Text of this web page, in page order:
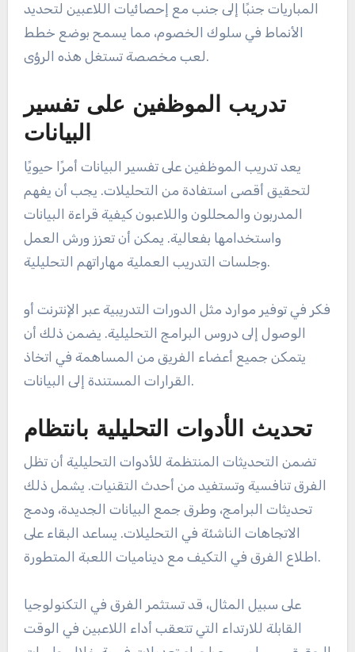
المباريات جنبًا إلى جنب مع إحصائيات اللاعبين لتحديد
الأنماط في سلوك الخصوم، مما يسمح بوضع خطط
لعب مخصصة تستغل هذه الرؤى.
تدريب الموظفين على تفسير
البيانات
يعد تدريب الموظفين على تفسير البيانات أمرًا حيويًا
لتحقيق أقصى استفادة من التحليلات. يجب أن يفهم
المدربون والمحللون واللاعبون كيفية قراءة البيانات
واستخدامها بفعالية. يمكن أن تعزز ورش العمل
وجلسات التدريب العملية مهاراتهم التحليلية.
فكر في توفير موارد مثل الدورات التدريبية عبر الإنترنت أو
الوصول إلى دروس البرامج التحليلية. يضمن ذلك أن
يتمكن جميع أعضاء الفريق من المساهمة في اتخاذ
القرارات المستندة إلى البيانات.
تحديث الأدوات التحليلية بانتظام
تضمن التحديثات المنتظمة للأدوات التحليلية أن تظل
الفرق تنافسية وتستفيد من أحدث التقنيات. يشمل ذلك
تحديثات البرامج، وطرق جمع البيانات الجديدة، ودمج
الاتجاهات الناشئة في التحليلات. يساعد البقاء على
اطلاع الفرق في التكيف مع ديناميات اللعبة المتطورة.
على سبيل المثال، قد تستثمر الفرق في التكنولوجيا
القابلة للارتداء التي تتعقب أداء اللاعبين في الوقت